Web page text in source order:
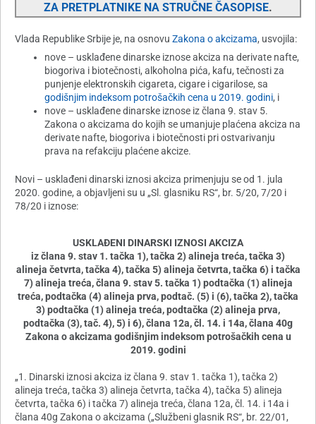
ZA PRETPLATNIKE NA STRUČNE ČASOPISE.
Vlada Republike Srbije je, na osnovu Zakona o akcizama, usvojila:
nove – usklađene dinarske iznose akciza na derivate nafte,
biogoriva i biotečnosti, alkoholna pića, kafu, tečnosti za
punjenje elektronskih cigareta, cigare i cigarilose, sa
godišnjim indeksom potrošačkih cena u 2019. godini, i
nove – usklađene dinarske iznose iz člana 9. stav 5.
Zakona o akcizama do kojih se umanjuje plaćena akciza na
derivate nafte, biogoriva i biotečnosti pri ostvarivanju
prava na refakciju plaćene akcize.
Novi – usklađeni dinarski iznosi akciza primenjuju se od 1. jula
2020. godine, a objavljeni su u „Sl. glasniku RS“, br. 5/20, 7/20 i
78/20 i iznose:
USKLAĐENI DINARSKI IZNOSI AKCIZA
iz člana 9. stav 1. tačka 1), tačka 2) alineja treća, tačka 3)
alineja četvrta, tačka 4), tačka 5) alineja četvrta, tačka 6) i tačka
7) alineja treća, člana 9. stav 5. tačka 1) podtačka (1) alineja
treća, podtačka (4) alineja prva, podtač. (5) i (6), tačka 2), tačka
3) podtačka (1) alineja treća, podtačka (2) alineja prva,
podtačka (3), tač. 4), 5) i 6), člana 12a, čl. 14. i 14a, člana 40g
Zakona o akcizama godišnjim indeksom potrošačkih cena u
2019. godini
„1. Dinarski iznosi akciza iz člana 9. stav 1. tačka 1), tačka 2)
alineja treća, tačka 3) alineja četvrta, tačka 4), tačka 5) alineja
četvrta, tačka 6) i tačka 7) alineja treća, člana 12a, čl. 14. i 14a i
člana 40g Zakona o akcizama („Službeni glasnik RS“, br. 22/01,